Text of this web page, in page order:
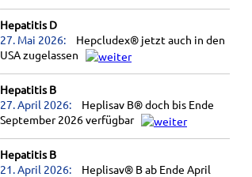
Hepatitis D
27. Mai 2026:
Hepcludex® jetzt auch in den
USA zugelassen
Hepatitis B
27. April 2026:
Heplisav B® doch bis Ende
September 2026 verfügbar
Hepatitis B
21. April 2026:
Heplisav® B ab Ende April